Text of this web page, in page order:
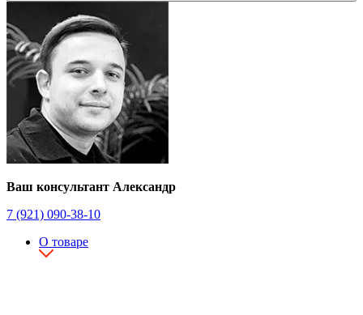
Ваш консультант Александр
7 (921) 090-38-10
О товаре